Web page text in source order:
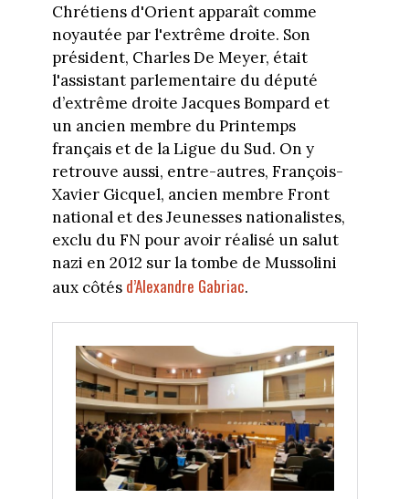
Chrétiens d'Orient apparaît comme
noyautée par l'extrême droite. Son
président, Charles De Meyer, était
l'assistant parlementaire du député
d’extrême droite Jacques Bompard et
un ancien membre du Printemps
français et de la Ligue du Sud. On y
retrouve aussi, entre-autres, François-
Xavier Gicquel, ancien membre Front
national et des Jeunesses nationalistes,
exclu du FN pour avoir réalisé un salut
nazi en 2012 sur la tombe de Mussolini
aux côtés d’Alexandre Gabriac.